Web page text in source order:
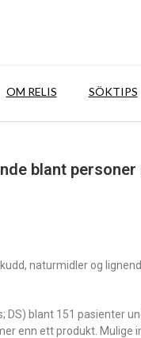
OM RELIS SÖKTIPS
blant personer
naturmidler og
blant 151 pasienter
enn ett produkt. Mulige